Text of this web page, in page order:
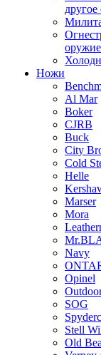
оружие
Ножи
Al Mar
Boker
CJRB
Buck
City
Cold
Helle
Marser
Mora
Navy
Opinel
SOG
Stell
Old